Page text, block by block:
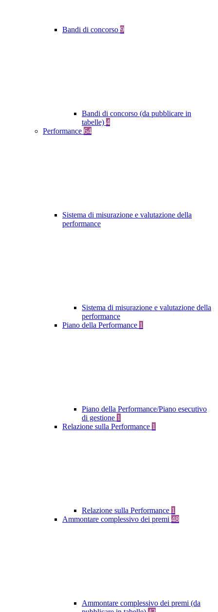
Bandi di concorso 9
Bandi di concorso (da pubblicare in
tabelle) 4
Performance 64
Sistema di misurazione e valutazione della
performance
Sistema di misurazione e valutazione della
performance
Piano della Performance 1
Piano della Performance/Piano esecutivo
di gestione 1
Relazione sulla Performance 1
Relazione sulla Performance 1
Ammontare complessivo dei premi 48
Ammontare complessivo dei premi (da